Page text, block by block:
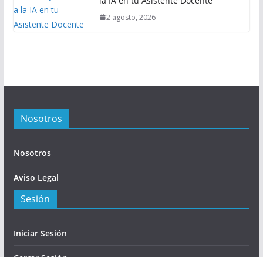
2 agosto, 2026
Nosotros
Nosotros
Aviso Legal
Sesión
Iniciar Sesión